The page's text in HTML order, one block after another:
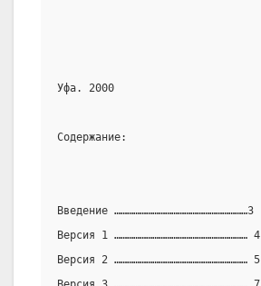
Уфа. 2000
Содержание:
Введение ………………………………………………………3
Версия 1 ……………………………………………………… 4
Версия 2 ……………………………………………………… 5